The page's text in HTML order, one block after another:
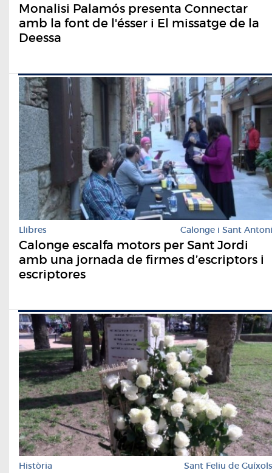
Monalisi Palamós presenta Connectar
amb la font de l'ésser i El missatge de la
Deessa
Llibres Calonge i Sant Antoni
Calonge escalfa motors per Sant Jordi
amb una jornada de firmes d’escriptors i
escriptores
Història Sant Feliu de Guíxols